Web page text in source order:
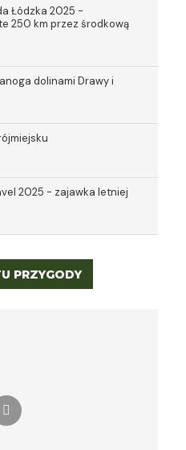
Łódzka 2025 -
250 km przez środkową
dolinami Drawy i
2025 - zajawka letniej
PRZYGODY